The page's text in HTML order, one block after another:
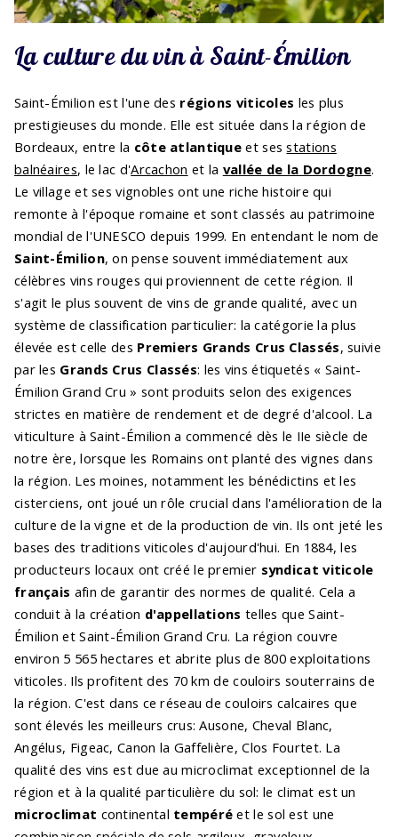
La culture du vin à Saint-Émilion
Saint-Émilion est l'une des régions viticoles les plus
prestigieuses du monde. Elle est située dans la région de
Bordeaux, entre la côte atlantique et sesstations
balnéaires, le lac d'Arcachon et la vallée de la Dordogne.
Le village et ses vignobles ont une riche histoire qui
remonte à l'époque romaine et sont classés au patrimoine
mondial de l'UNESCO depuis 1999. En entendant le nom de
Saint-Émilion, on pense souvent immédiatement aux
célèbres vins rouges qui proviennent de cette région. Il
s'agit le plus souvent de vins de grande qualité, avec un
système de classification particulier: la catégorie la plus
élevée est celle des Premiers Grands Crus Classés, suivie
par les Grands Crus Classés: les vins étiquetés « Saint-
Émilion Grand Cru » sont produits selon des exigences
strictes en matière de rendement et de degré d'alcool. La
viticulture à Saint-Émilion a commencé dès le IIe siècle de
notre ère, lorsque les Romains ont planté des vignes dans
la région. Les moines, notamment les bénédictins et les
cisterciens, ont joué un rôle crucial dans l'amélioration de la
culture de la vigne et de la production de vin. Ils ont jeté les
bases des traditions viticoles d'aujourd'hui. En 1884, les
producteurs locaux ont créé le premier syndicat viticole
français afin de garantir des normes de qualité. Cela a
conduit à la création d'appellations telles que Saint-
Émilion et Saint-Émilion Grand Cru. La région couvre
environ 5 565 hectares et abrite plus de 800 exploitations
viticoles. Ils profitent des 70 km de couloirs souterrains de
la région. C'est dans ce réseau de couloirs calcaires que
sont élevés les meilleurs crus: Ausone, Cheval Blanc,
Angélus, Figeac, Canon la Gaffelière, Clos Fourtet. La
qualité des vins est due au microclimat exceptionnel de la
région et à la qualité particulière du sol: le climat est un
microclimat continental tempéré et le sol est une